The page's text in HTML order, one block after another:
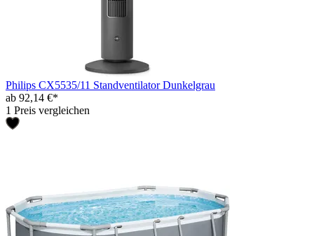
Philips CX5535/11 Standventilator Dunkelgrau
ab 92,14 €*
1 Preis vergleichen